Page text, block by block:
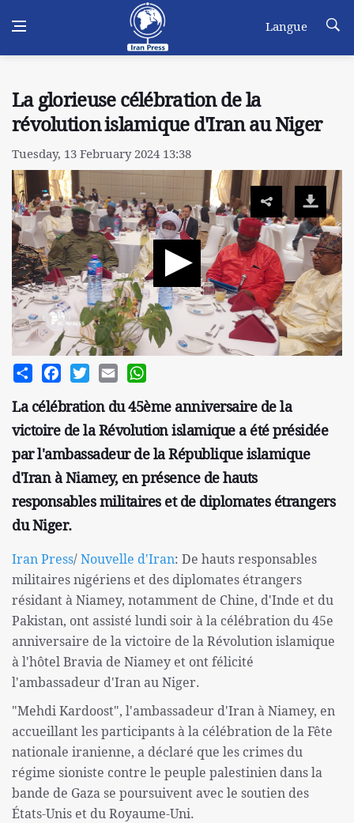
Langue
La glorieuse célébration de la
révolution islamique d'Iran au Niger
Tuesday, 13 February 2024 13:38
Share FacebookTwitterEmail
La célébration du 45ème anniversaire de la
victoire de la Révolution islamique a été présidée
par l'ambassadeur de la République islamique
d'Iran à Niamey, en présence de hauts
responsables militaires et de diplomates étrangers
du Niger.
Iran Press/Nouvelle d'Iran: De hauts responsables
militaires nigériens et des diplomates étrangers
résidant à Niamey, notamment de Chine, d'Inde et du
Pakistan, ont assisté lundi soir à la célébration du 45e
anniversaire de la victoire de la Révolution islamique
à l'hôtel Bravia de Niamey et ont félicité
l'ambassadeur d'Iran au Niger.
"Mehdi Kardoost", l'ambassadeur d'Iran à Niamey, en
accueillant les participants à la célébration de la Fête
nationale iranienne, a déclaré que les crimes du
régime sioniste contre le peuple palestinien dans la
bande de Gaza se poursuivent avec le soutien des
États-Unis et du Royaume-Uni.